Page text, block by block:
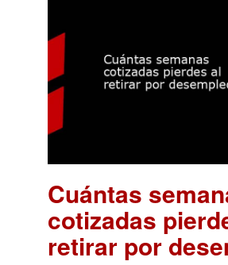
Cuántas
cotizadas
retirar por